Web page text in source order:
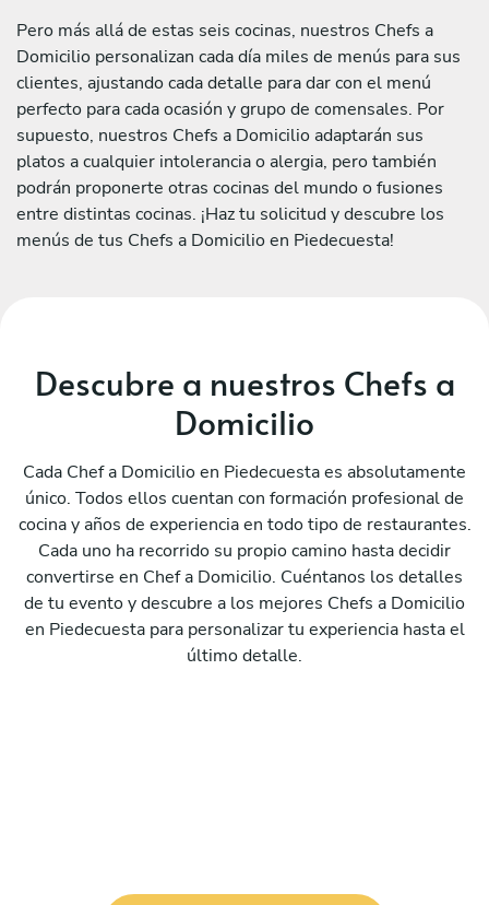
Pero más allá de estas seis cocinas, nuestros Chefs a
Domicilio personalizan cada día miles de menús para sus
clientes, ajustando cada detalle para dar con el menú
perfecto para cada ocasión y grupo de comensales. Por
supuesto, nuestros Chefs a Domicilio adaptarán sus
platos a cualquier intolerancia o alergia, pero también
podrán proponerte otras cocinas del mundo o fusiones
entre distintas cocinas. ¡Haz tu solicitud y descubre los
menús de tus Chefs a Domicilio en Piedecuesta!
Descubre a nuestros Chefs a
Domicilio
Cada Chef a Domicilio en Piedecuesta es absolutamente
único. Todos ellos cuentan con formación profesional de
cocina y años de experiencia en todo tipo de restaurantes.
Cada uno ha recorrido su propio camino hasta decidir
convertirse en Chef a Domicilio. Cuéntanos los detalles
de tu evento y descubre a los mejores Chefs a Domicilio
en Piedecuesta para personalizar tu experiencia hasta el
último detalle.